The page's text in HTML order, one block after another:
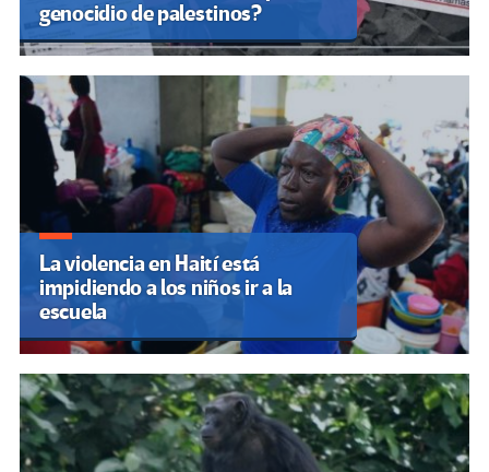
genocidio de palestinos?
La violencia en Haití está
impidiendo a los niños ir a la
escuela